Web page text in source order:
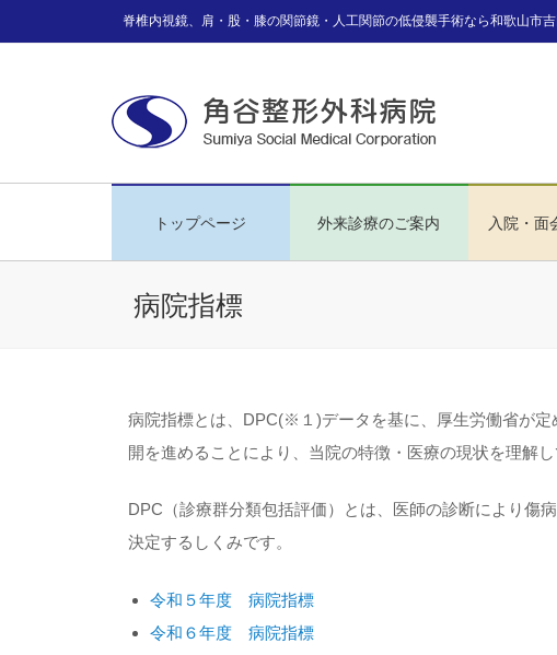
脊椎内視鏡、肩・股・膝の関節鏡・人工関節の低侵襲手術なら和歌山市
トップページ 外来診療のご案内 入院・面
病院指標
病院指標とは、DPC(※１)データを基に、厚生労働省が
開を進めることにより、当院の特徴・医療の現状を理解
DPC（診療群分類包括評価）とは、医師の診断により傷
決定するしくみです。
令和５年度 病院指標
令和６年度 病院指標